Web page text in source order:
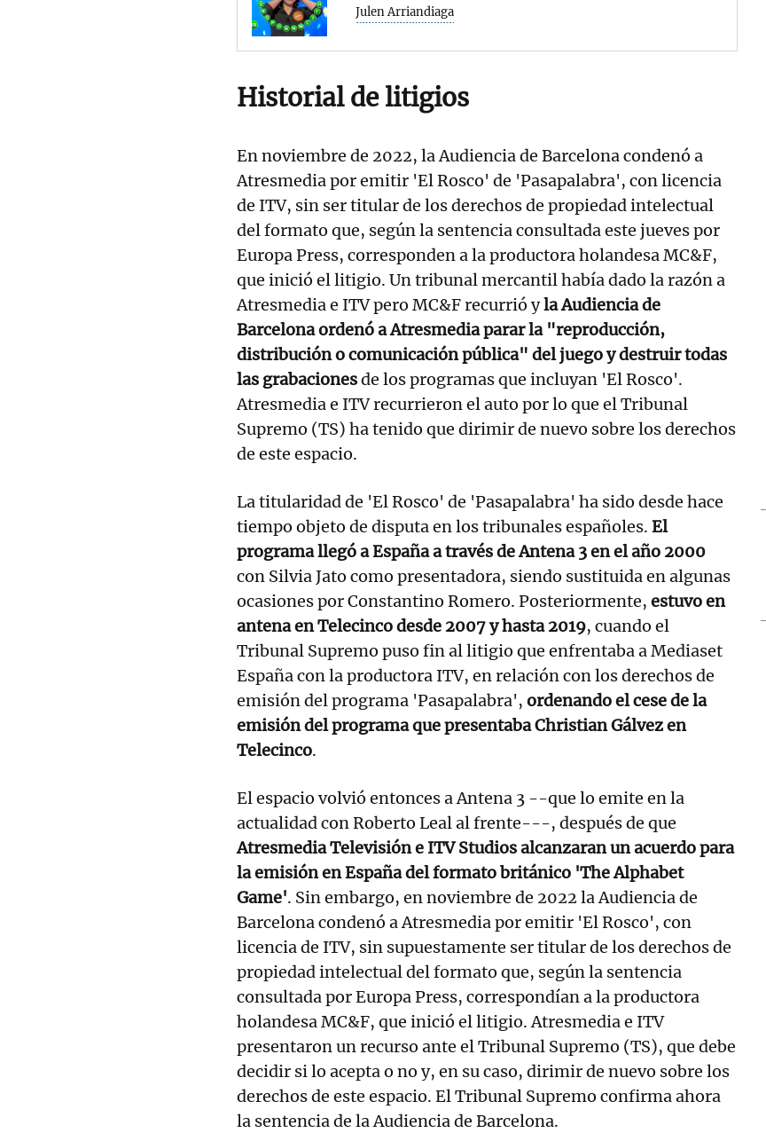
Julen Arriandiaga
Historial de litigios
En noviembre de 2022, la Audiencia de Barcelona condenó a
Atresmedia por emitir 'El Rosco' de 'Pasapalabra', con licencia
de ITV, sin ser titular de los derechos de propiedad intelectual
del formato que, según la sentencia consultada este jueves por
Europa Press, corresponden a la productora holandesa MC&F,
que inició el litigio. Un tribunal mercantil había dado la razón a
Atresmedia e ITV pero MC&F recurrió yla Audiencia de
Barcelona ordenó a Atresmedia parar la "reproducción,
distribución o comunicación pública" del juego y destruir todas
las grabacionesde los programas que incluyan 'El Rosco'.
Atresmedia e ITV recurrieron el auto por lo que el Tribunal
Supremo (TS) ha tenido que dirimir de nuevo sobre los derechos
de este espacio.
La titularidad de 'El Rosco' de 'Pasapalabra' ha sido desde hace
tiempo objeto de disputa en los tribunales españoles. El
programa llegó a España a través de Antena 3 en el año 2000
con Silvia Jato como presentadora, siendo sustituida en algunas
ocasiones por Constantino Romero. Posteriormente, estuvo en
antena en Telecinco desde 2007 y hasta 2019, cuando el
Tribunal Supremo puso fin al litigio que enfrentaba a Mediaset
España con la productora ITV, en relación con los derechos de
emisión del programa 'Pasapalabra', ordenando el cese de la
emisión del programa que presentaba Christian Gálvez en
Telecinco.
El espacio volvió entonces a Antena 3 --que lo emite en la
actualidad con Roberto Leal al frente---, después de que
Atresmedia Televisión e ITV Studios alcanzaran un acuerdo para
la emisión en España del formato británico 'The Alphabet
Game'. Sin embargo, en noviembre de 2022 la Audiencia de
Barcelona condenó a Atresmedia por emitir 'El Rosco', con
licencia de ITV, sin supuestamente ser titular de los derechos de
propiedad intelectual del formato que, según la sentencia
consultada por Europa Press, correspondían a la productora
holandesa MC&F, que inició el litigio. Atresmedia e ITV
presentaron un recurso ante el Tribunal Supremo (TS), que debe
decidir si lo acepta o no y, en su caso, dirimir de nuevo sobre los
derechos de este espacio. El Tribunal Supremo confirma ahora
la sentencia de la Audiencia de Barcelona.